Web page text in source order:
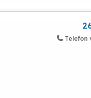
Telefon